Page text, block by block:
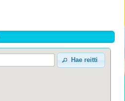
Hae reitti